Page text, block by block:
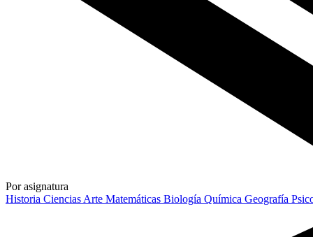
Por asignatura
Historia Ciencias Arte Matemáticas Biología Química Geografía